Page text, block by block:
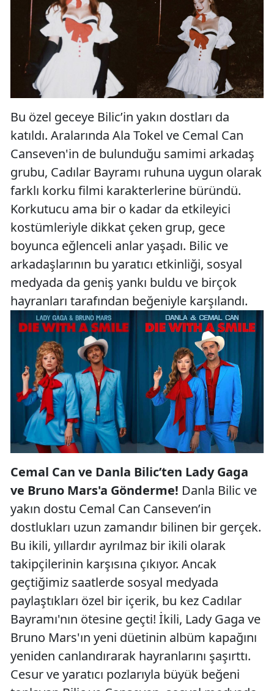
Bu özel geceye Bilic’in yakın dostları da
katıldı. Aralarında Ala Tokel ve Cemal Can
Canseven'in de bulunduğu samimi arkadaş
grubu, Cadılar Bayramı ruhuna uygun olarak
farklı korku filmi karakterlerine büründü.
Korkutucu ama bir o kadar da etkileyici
kostümleriyle dikkat çeken grup, gece
boyunca eğlenceli anlar yaşadı. Bilic ve
arkadaşlarının bu yaratıcı etkinliği, sosyal
medyada da geniş yankı buldu ve birçok
hayranları tarafından beğeniyle karşılandı.
Cemal Can ve Danla Bilic’ten Lady Gaga
ve Bruno Mars'a Gönderme! Danla Bilic ve
yakın dostu Cemal Can Canseven’in
dostlukları uzun zamandır bilinen bir gerçek.
Bu ikili, yıllardır ayrılmaz bir ikili olarak
takipçilerinin karşısına çıkıyor. Ancak
geçtiğimiz saatlerde sosyal medyada
paylaştıkları özel bir içerik, bu kez Cadılar
Bayramı'nın ötesine geçti! İkili, Lady Gaga ve
Bruno Mars'ın yeni düetinin albüm kapağını
yeniden canlandırarak hayranlarını şaşırttı.
Cesur ve yaratıcı pozlarıyla büyük beğeni